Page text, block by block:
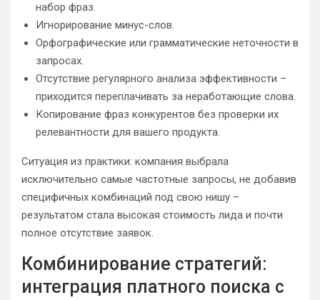
набор фраз.
Игнорирование минус-слов.
Орфографические или грамматические неточности в
запросах.
Отсутствие регулярного анализа эффективности –
приходится переплачивать за неработающие слова.
Копирование фраз конкурентов без проверки их
релевантности для вашего продукта.
Ситуация из практики: компания выбрала
исключительно самые частотные запросы, не добавив
специфичных комбинаций под свою нишу –
результатом стала высокая стоимость лида и почти
полное отсутствие заявок.
Комбинирование стратегий:
интеграция платного поиска с